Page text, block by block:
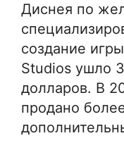
Диснея по
создание
Studios ушло
долларов. В
продано